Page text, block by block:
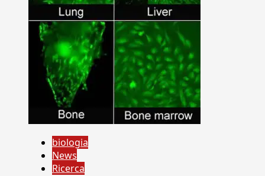
biologia
News
Ricerca